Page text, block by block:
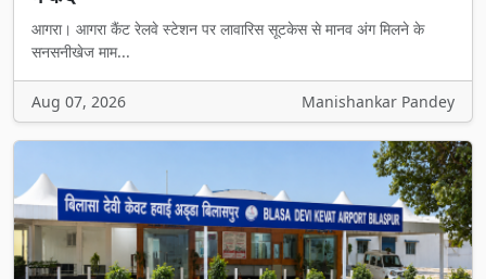
आगरा। आगरा कैंट रेलवे स्टेशन पर लावारिस सूटकेस से मानव अंग मिलने के
सनसनीखेज माम...
Aug 07, 2026 Manishankar Pandey